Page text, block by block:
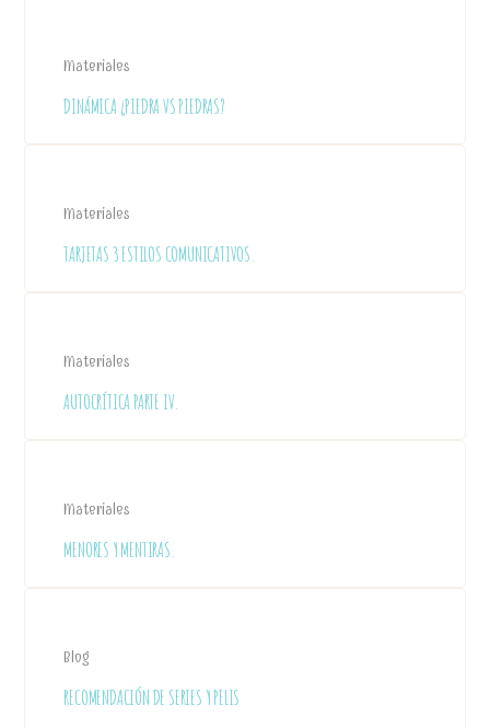
Materiales
DINÁMICA ¿PIEDRA VS PIEDRAS?
Materiales
TARJETAS 3 ESTILOS COMUNICATIVOS.
Materiales
AUTOCRÍTICA PARTE IV.
Materiales
MENORES Y MENTIRAS.
Blog
RECOMENDACIÓN DE SERIES Y PELIS